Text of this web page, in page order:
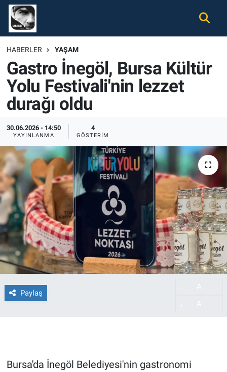
HABERLER YAŞAM
Gastro İnegöl, Bursa Kültür
Yolu Festivali'nin lezzet
durağı oldu
30.06.2026 - 14:50
YAYINLANMA
4
GÖSTERIM
Paylaş
Bursa'da İnegöl Belediyesi'nin gastronomi
Gündem
Ekonomi
Spor
Magazin
Tüm Haberler
İletişim
Künye
Nöbetçi Eczaneler
Hava Durumu
Namaz Vakitleri
Trafik Durumu
Süper Lig Puan Durumu ve Fikstür
Tüm Manşetler
Son Dakika Haberleri
Haber Arşivi